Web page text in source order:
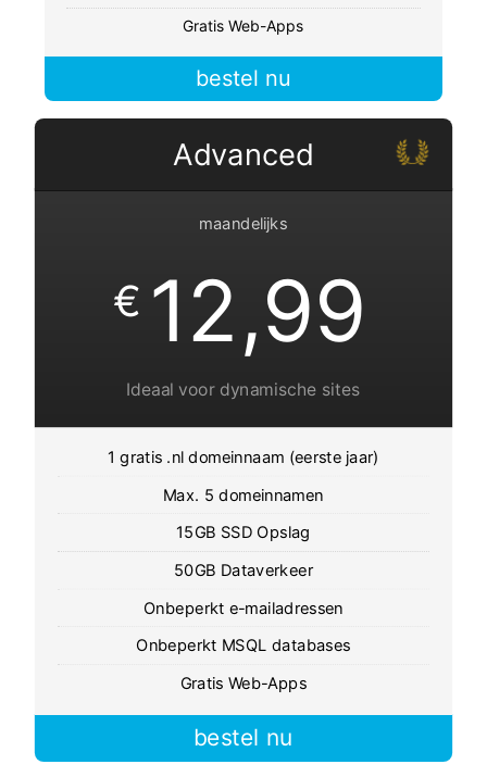
Gratis Web-Apps
bestel nu
Advanced
maandelijks
€ 12,99
Ideaal voor dynamische sites
1 gratis .nl domeinnaam (eerste jaar)
Max. 5 domeinnamen
15GB SSD Opslag
50GB Dataverkeer
Onbeperkt e-mailadressen
Onbeperkt MSQL databases
Gratis Web-Apps
bestel nu